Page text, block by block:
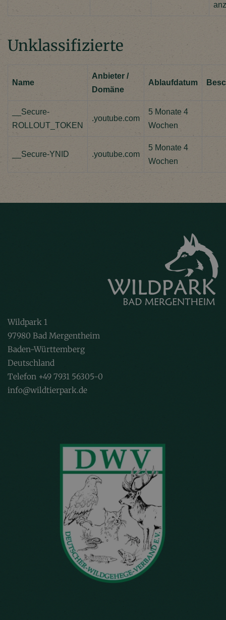
Unklassifizierte
Name
Anbieter /
Domäne
Ablaufdatum
__Secure-
ROLLOUT_TOKEN
.youtube.com
5 Monate 4
Wochen
__Secure-YNID .youtube.com
5 Monate 4
Wochen
Wildpark 1
97980 Bad Mergentheim
Baden-Württemberg
Deutschland
Telefon +49 7931 56305-0
info@wildtierpark.de